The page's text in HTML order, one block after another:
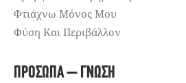
Φτιάχνω Μόνος Μου
Φύση Και Περιβάλλον
ΠΡΌΣΩΠΑ – ΓΝΏΣΗ